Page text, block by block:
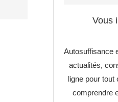
Vous
Autosuffisance
actualités,
ligne pour tout
comprendre